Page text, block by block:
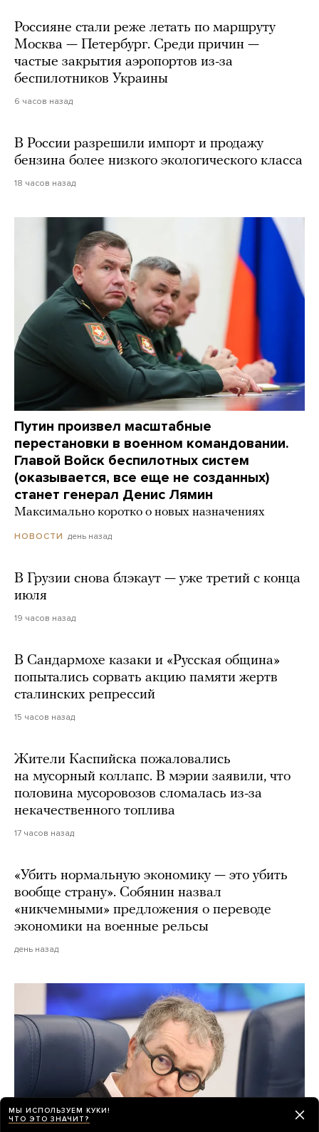
Россияне стали реже летать по маршруту
Москва — Петербург. Среди причин —
частые закрытия аэропортов из-за
беспилотников Украины
6 часов назад
В России разрешили импорт и продажу
бензина более низкого экологического класса
18 часов назад
Путин произвел масштабные
перестановки в военном командовании.
Главой Войск беспилотных систем
(оказывается, все еще не созданных)
станет генерал Денис Лямин
Максимально коротко о новых назначениях
НОВОСТИ день назад
В Грузии снова блэкаут — уже третий с конца
июля
19 часов назад
В Сандармохе казаки и «Русская община»
попытались сорвать акцию памяти жертв
сталинских репрессий
15 часов назад
Жители Каспийска пожаловались
на мусорный коллапс. В мэрии заявили, что
половина мусоровозов сломалась из-за
некачественного топлива
17 часов назад
«Убить нормальную экономику — это убить
вообще страну». Собянин назвал
«никчемными» предложения о переводе
экономики на военные рельсы
день назад
МЫ ИСПОЛЬЗУЕМ КУКИ!
ЧТО ЭТО ЗНАЧИТ?